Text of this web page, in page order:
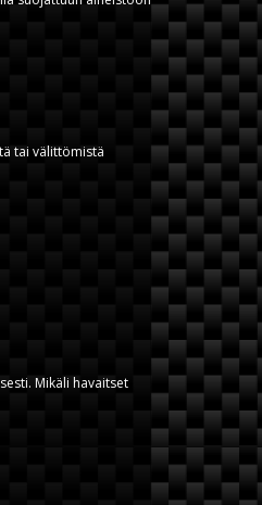
tai välittömistä
Mikäli havaitset